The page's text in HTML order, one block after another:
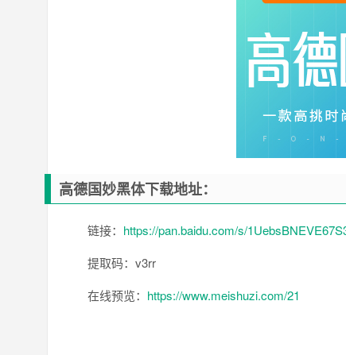
高德国妙黑体下载地址：
链接： https://pan.baidu.com/s/
提取码：v3rr
在线预览： https://www.meishuzi.com/21